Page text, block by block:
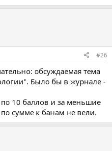
#26
обсуждаемая тема
Было бы в журнале -
10 баллов и за меньшие
сумме к банам не вели.